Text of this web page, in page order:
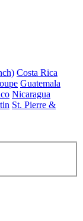
Costa Rica
Guatemala
Nicaragua
St. Pierre &